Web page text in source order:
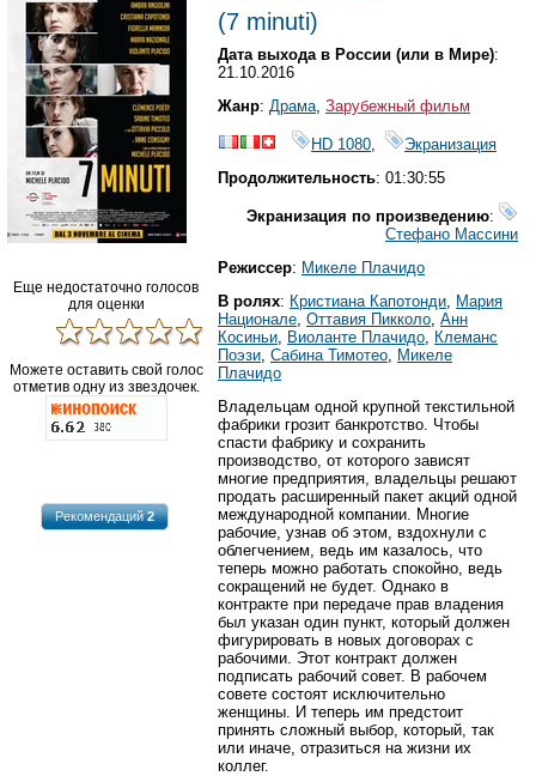
Еще недостаточно голосов
для оценки
Можете оставить свой голос
отметив одну из звездочек.
Рекомендаций2
(7 minuti)
Дата выхода в России (или в Мире):
21.10.2016
Жанр: Драма Зарубежный фильм
HD 1080
Экранизация
Продолжительность: 01:30:55
Экранизация по произведению:
Стефано Массини
Режиссер: Микеле Плачидо
В ролях: Кристиана Капотонди
Мария
Национале Оттавия Пикколо Анн
Косиньи
Виоланте Плачидо
Клеманс
Поэзи Сабина Тимотео
Микеле
Плачидо
Владельцам одной крупной текстильной
фабрики грозит банкротство. Чтобы
спасти фабрику и сохранить
производство, от которого зависят
многие предприятия, владельцы решают
продать расширенный пакет акций одной
международной компании. Многие
рабочие, узнав об этом, вздохнули с
облегчением, ведь им казалось, что
теперь можно работать спокойно, ведь
сокращений не будет. Однако в
контракте при передаче прав владения
был указан один пункт, который должен
фигурировать в новых договорах с
рабочими. Этот контракт должен
подписать рабочий совет. В рабочем
совете состоят исключительно
женщины. И теперь им предстоит
принять сложный выбор, который, так
или иначе, отразиться на жизни их
коллег.